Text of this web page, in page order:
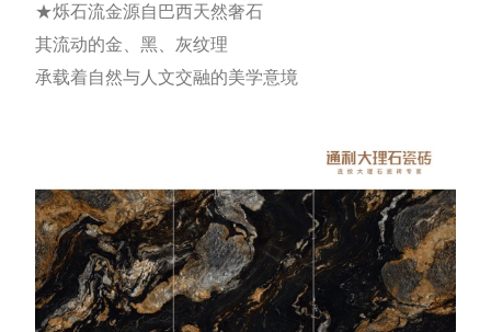
★烁石流金源自巴西天然奢石
其流动的金、黑、灰纹理
承载着自然与人文交融的美学意境